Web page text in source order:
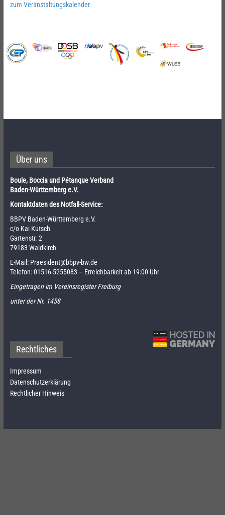
zum Veranstaltungskalender
Über uns
Boule, Boccia und Pétanque Verband
Baden-Württemberg e.V.
Kontaktdaten des Notfall-Service:
BBPV Baden-Württemberg e.V.
c/o Kai Kutsch
Gartenstr. 2
79183 Waldkirch
E-Mail: Praesident@bbpv-bw.de
Telefon:01516-5255083 – Erreichbarkeit ab 19:00 Uhr
Eingetragen im Vereinsregister Freiburg
unter der Nr. 1458
Rechtliches
Impressum
Datenschutzerklärung
Rechtlicher Hinweis